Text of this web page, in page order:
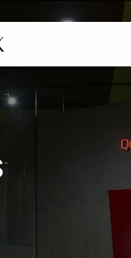
スについて